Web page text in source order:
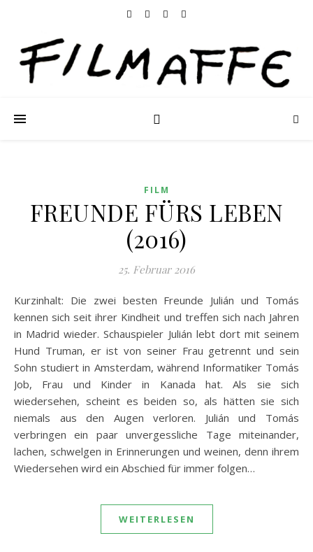
FILM
FREUNDE FÜRS LEBEN
(2016)
25. Februar 2016
Kurzinhalt: Die zwei besten Freunde Julián und Tomás
kennen sich seit ihrer Kindheit und treffen sich nach Jahren
in Madrid wieder. Schauspieler Julián lebt dort mit seinem
Hund Truman, er ist von seiner Frau getrennt und sein
Sohn studiert in Amsterdam, während Informatiker Tomás
Job, Frau und Kinder in Kanada hat. Als sie sich
wiedersehen, scheint es beiden so, als hätten sie sich
niemals aus den Augen verloren. Julián und Tomás
verbringen ein paar unvergessliche Tage miteinander,
lachen, schwelgen in Erinnerungen und weinen, denn ihrem
Wiedersehen wird ein Abschied für immer folgen…
WEITERLESEN